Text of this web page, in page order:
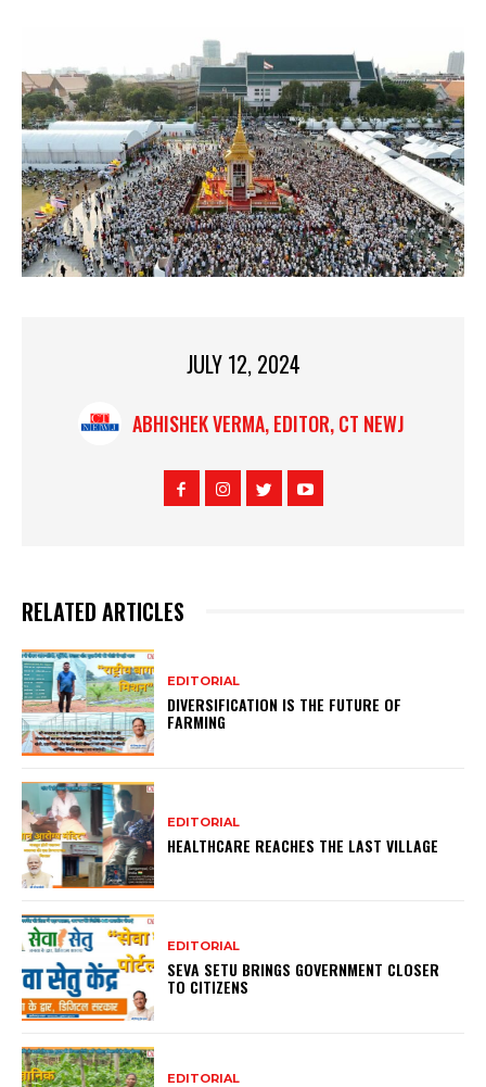
JULY 12, 2024
ABHISHEK VERMA, EDITOR, CT NEWJ
RELATED ARTICLES
EDITORIAL
DIVERSIFICATION IS THE FUTURE OF
FARMING
EDITORIAL
HEALTHCARE REACHES THE LAST VILLAGE
EDITORIAL
SEVA SETU BRINGS GOVERNMENT CLOSER
TO CITIZENS
EDITORIAL